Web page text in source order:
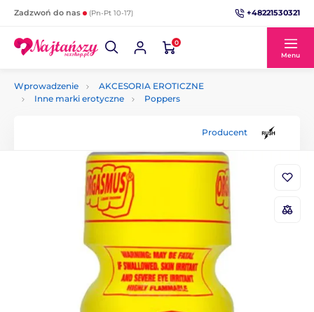
Zadzwoń do nas (Pn-Pt 10-17) +48221530321
0
Menu
Wprowadzenie
AKCESORIA EROTICZNE
Inne marki erotyczne
Poppers
Producent